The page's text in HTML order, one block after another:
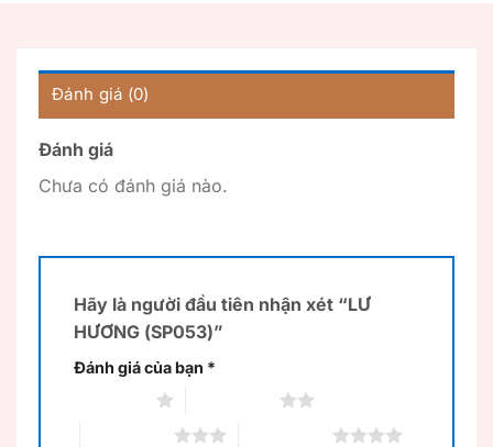
Đánh giá (0)
Đánh giá
Chưa có đánh giá nào.
Hãy là người đầu tiên nhận xét “LƯ
HƯƠNG (SP053)”
Đánh giá của bạn *